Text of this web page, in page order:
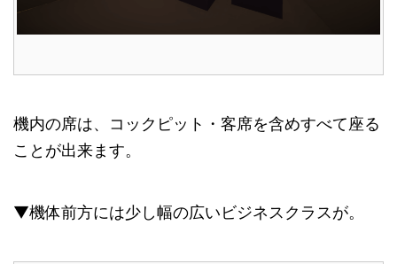
機内の席は、コックピット・客席を含めすべて座る
ことが出来ます。
▼機体前方には少し幅の広いビジネスクラスが。